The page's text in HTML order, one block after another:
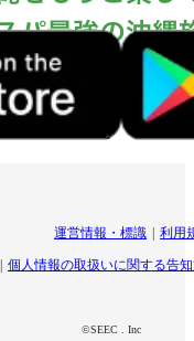
運営情報・標識 利用
個人情報の取扱いに関する告
©SEEC . Inc